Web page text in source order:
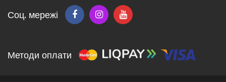
Соц. мережі
Методи оплати